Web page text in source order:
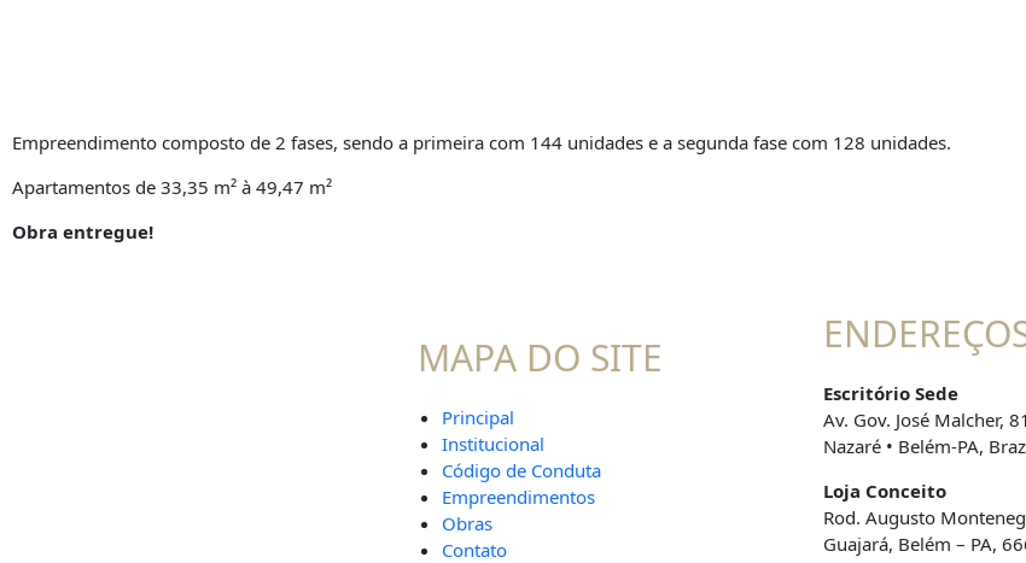
Empreendimento composto de 2 fases, sendo a primeira com 144 unidades e a segunda fase com 128 unidades.
Apartamentos de 33,35 m² à 49,47 m²
Obra entregue!
MAPA DO SITE
Principal
Institucional
Código de Conduta
Empreendimentos
Obras
Contato
Escritório Sede
Av. Gov. José Malcher,
Nazaré • Belém-PA,
Loja Conceito
Rod. Augusto
Guajará, Belém – PA,